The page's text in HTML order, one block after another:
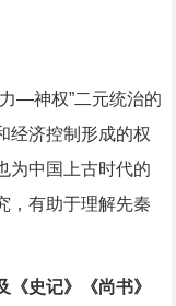
—神权”二元统治的
经济控制形成的权
为中国上古时代的
，有助于理解先秦
《史记》《尚书》